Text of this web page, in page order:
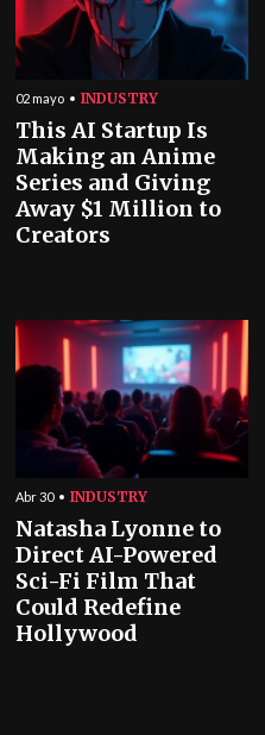
02 mayo INDUSTRY
This AI Startup Is
Making an Anime
Series and Giving
Away $1 Million to
Creators
Abr 30 INDUSTRY
Natasha Lyonne to
Direct AI-Powered
Sci-Fi Film That
Could Redefine
Hollywood